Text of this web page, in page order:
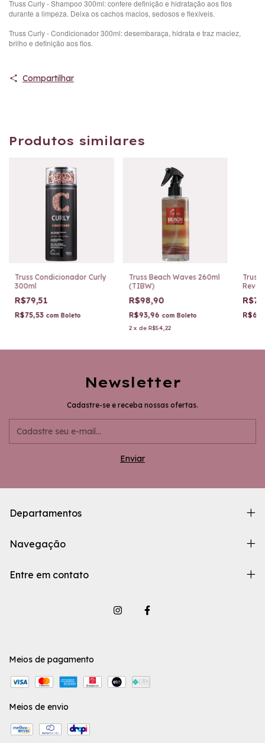
Truss Curly - Shampoo 300ml: confere definição e hidratação aos fios
durante a limpeza. Deixa os cachos macios, sedosos e flexíveis.
Truss Curly - Condicionador 300ml: desembaraça, hidrata e traz maciez,
brilho e definição aos fios.
Compartilhar
Produtos similares
Truss Condicionador Curly
300ml
R$79,51
R$75,53 com Boleto
Truss Beach Waves 260ml
(TIBW)
R$98,90
R$93,96 com Boleto
2 x de R$54,22
Truss
Newsletter
Cadastre-se e receba nossas ofertas.
Departamentos
Navegação
Entre em contato
Meios de pagamento
Meios de envio